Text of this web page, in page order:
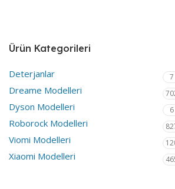
Ürün Kategorileri
Deterjanlar 7
Dreame Modelleri
Dyson Modelleri 6
Roborock Modelleri
Viomi Modelleri
Xiaomi Modelleri